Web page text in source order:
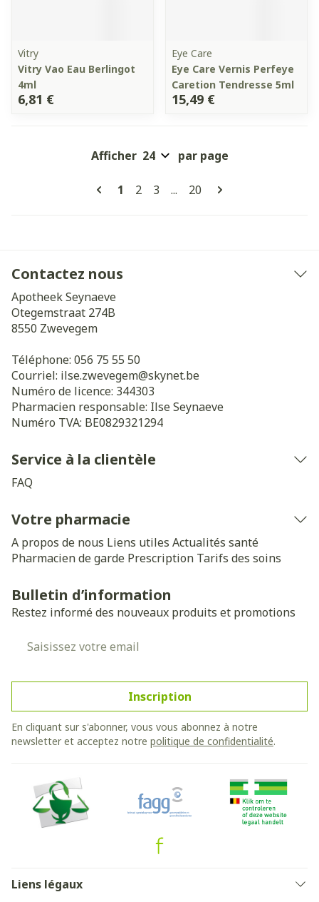
Vitry
Vitry Vao Eau Berlingot
4ml
6,81 €
Eye Care
Eye Care Vernis Perfeye
Caretion Tendresse 5ml
15,49 €
Pages
Vous lisez actuellement la page
1 Page
2 Page
3 ... Page
20
Afficher par page
Contactez nous
Apotheek Seynaeve
Otegemstraat 274B
8550 Zwevegem
Téléphone: 056 75 55 50
Courriel: ilse.zwevegem@skynet.be
Numéro de licence: 344303
Pharmacien responsable: Ilse Seynaeve
Numéro TVA: BE0829321294
Service à la clientèle
FAQ
Votre pharmacie
A propos de nous Liens utiles Actualités santé
Pharmacien de garde Prescription Tarifs des soins
Bulletin d’information
Restez informé des nouveaux produits et promotions
Inscription
En cliquant sur s'abonner, vous vous abonnez à notre
newsletter et acceptez notre politique de confidentialité.
Liens légaux